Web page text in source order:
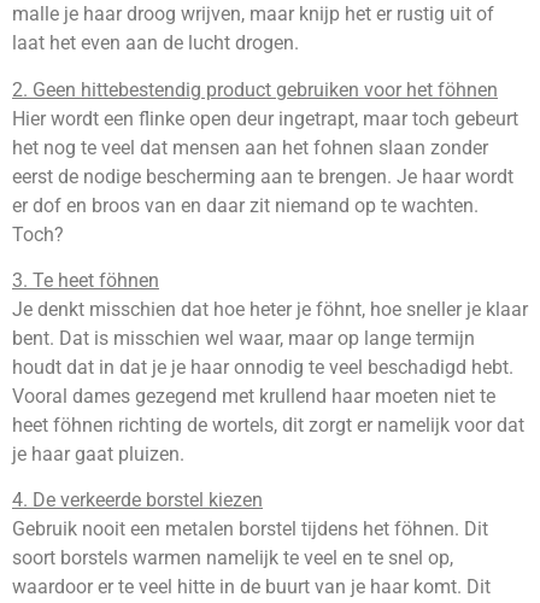
malle je haar droog wrijven, maar knijp het er rustig uit of
laat het even aan de lucht drogen.
2. Geen hittebestendig product gebruiken voor het föhnen
Hier wordt een flinke open deur ingetrapt, maar toch gebeurt
het nog te veel dat mensen aan het fohnen slaan zonder
eerst de nodige bescherming aan te brengen. Je haar wordt
er dof en broos van en daar zit niemand op te wachten.
Toch?
3. Te heet föhnen
Je denkt misschien dat hoe heter je föhnt, hoe sneller je klaar
bent. Dat is misschien wel waar, maar op lange termijn
houdt dat in dat je je haar onnodig te veel beschadigd hebt.
Vooral dames gezegend met krullend haar moeten niet te
heet föhnen richting de wortels, dit zorgt er namelijk voor dat
je haar gaat pluizen.
4. De verkeerde borstel kiezen
Gebruik nooit een metalen borstel tijdens het föhnen. Dit
soort borstels warmen namelijk te veel en te snel op,
waardoor er te veel hitte in de buurt van je haar komt. Dit